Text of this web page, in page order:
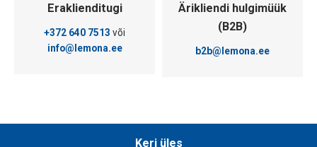
Eraklienditugi
+372 640 7513 või
info@lemona.ee
Ärikliendi hulgimüük
(B2B)
b2b@lemona.ee
Keri üles